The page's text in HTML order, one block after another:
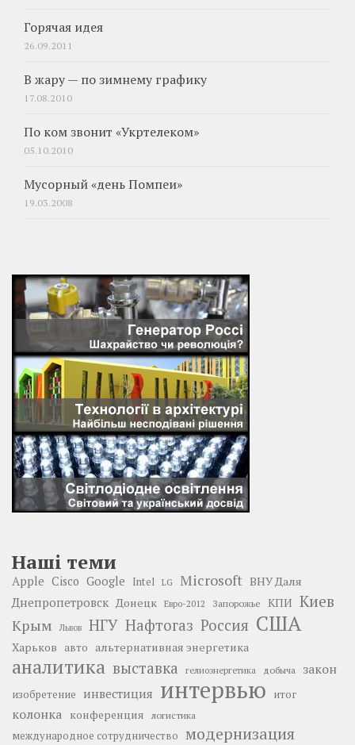
Горячая идея
26.09.2011
В жару — по зимнему графику
17.08.2010
По ком звонит «Укртелеком»
05.10.2010
Мусорный «день Помпеи»
19.03.2008
Наші теми
Apple Cisco Google Intel LG Microsoft ВНУ Даля
Днепропетровск Донецк Евро-2012 Запорожье КПИ Киев
Крым Львов НГУ Нафтогаз Россия США
Харьков авто альтернативная энергетика
аналитика выставка гелиоэнергетика добыча закон
изобретение инвестиция интервью итог
колонка конференция логистика
международное сотрудничество модернизация